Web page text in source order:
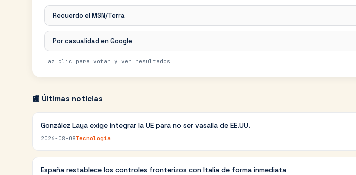
Recuerdo el MSN/Terra
Por casualidad en Google
Haz clic para votar y ver resultados
📰 Últimas noticias
González Laya exige integrar la UE para no ser vasalla de EE.UU.
2026-08-08Tecnología
España restablece los controles fronterizos con Italia de forma inmediata